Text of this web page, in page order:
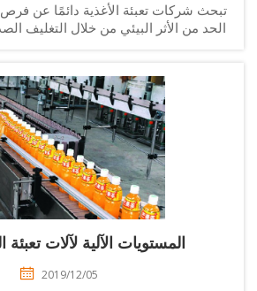
شركات تعبئة الأغذية دائمًا عن فرص لخفض
من الأثر البيئي من خلال التغليف الصديق
المستويات الآلية لآلات تعبئة
2019/12/05